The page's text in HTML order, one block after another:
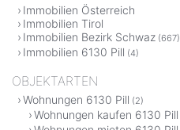
Immobilien Österreich
Immobilien Tirol
Immobilien Bezirk Schwaz (667)
Immobilien 6130 Pill (4)
OBJEKTARTEN
Wohnungen 6130 Pill (2)
Wohnungen kaufen 6130 Pill